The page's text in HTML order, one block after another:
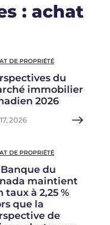
: achat
DE PROPRIÉTÉ
du
immobilier
2026
2026
DE PROPRIÉTÉ
du
maintient
taux à 2,25 %
que la
de